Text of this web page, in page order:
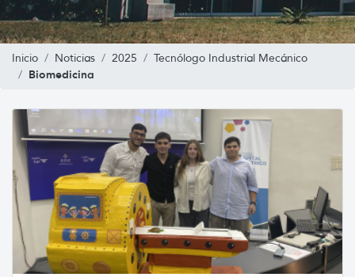
Inicio Noticias 2025 Tecnólogo Industrial Mecánico
Biomedicina